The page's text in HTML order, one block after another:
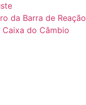
da Barra de Reação
Caixa do Câmbio